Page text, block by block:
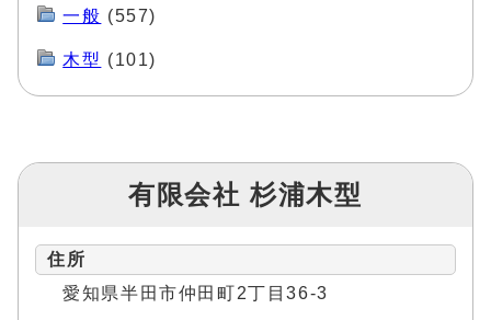
一般 (557)
木型 (101)
有限会社 杉浦木型
住所
愛知県半田市仲田町2丁目36-3